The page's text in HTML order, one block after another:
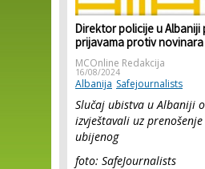
Direktor policije u
prijavama protiv novinara
MCOnline Redakcija
16/08/2024
Albanija Safejournalists
Slučaj ubistva u Albaniji
izvještavali uz
ubijenog
foto: SafeJournalists